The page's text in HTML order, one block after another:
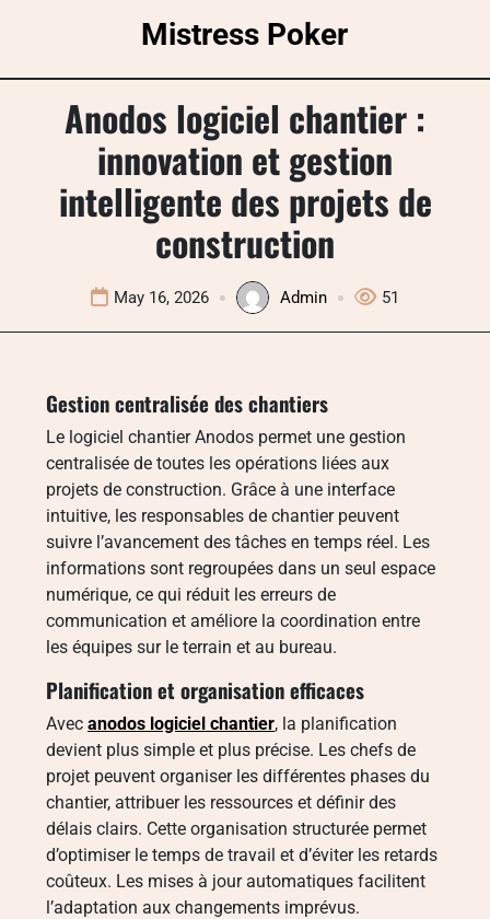
Mistress Poker
Anodos logiciel chantier :
innovation et gestion
intelligente des projets de
construction
May 16, 2026 Admin 51
Gestion centralisée des chantiers
Le logiciel chantier Anodos permet une gestion
centralisée de toutes les opérations liées aux
projets de construction. Grâce à une interface
intuitive, les responsables de chantier peuvent
suivre l’avancement des tâches en temps réel. Les
informations sont regroupées dans un seul espace
numérique, ce qui réduit les erreurs de
communication et améliore la coordination entre
les équipes sur le terrain et au bureau.
Planification et organisation efficaces
Avec anodos logiciel chantier, la planification
devient plus simple et plus précise. Les chefs de
projet peuvent organiser les différentes phases du
chantier, attribuer les ressources et définir des
délais clairs. Cette organisation structurée permet
d’optimiser le temps de travail et d’éviter les retards
coûteux. Les mises à jour automatiques facilitent
l’adaptation aux changements imprévus.